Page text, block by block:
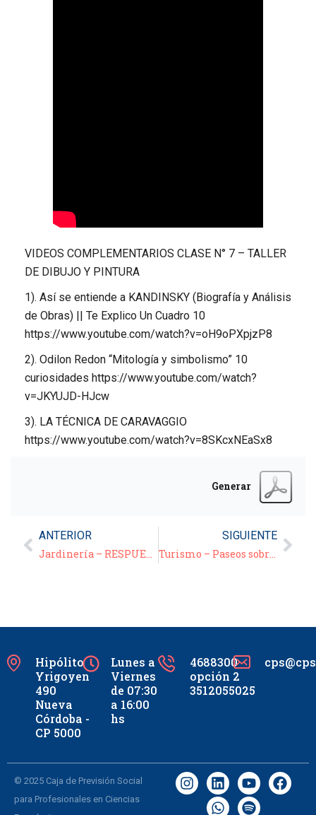
VIDEOS COMPLEMENTARIOS CLASE N° 7 – TALLER
DE DIBUJO Y PINTURA
1). Así se entiende a KANDINSKY (Biografía y Análisis
de Obras) || Te Explico Un Cuadro 10
https://www.youtube.com/watch?v=oH9oPXpjzP8
2). Odilon Redon “Mitología y simbolismo” 10
curiosidades https://www.youtube.com/watch?
v=JKYUJD-HJcw
3). LA TÉCNICA DE CARAVAGGIO
https://www.youtube.com/watch?v=8SKcxNEaSx8
Generar
ANTERIOR
Jardinería – RESPUESTAS A CONSULTAS – 2 º Charla – 20/04/21
SIGUIENTE
Turismo – Paseos sobre Rieles – 2º Parte –
Hipólito
Yrigoyen
490
Nueva
Córdoba -
CP 5000
Lunes a
Viernes
de 07:30
a 16:00
hs
4688300
opción 2
3512055025
© 2025 Caja de Previsión Social
para Profesionales en Ciencias